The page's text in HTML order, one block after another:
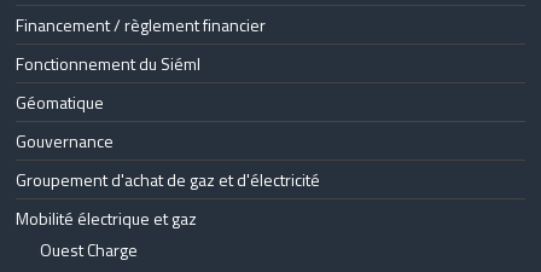
Financement / règlement financier
Fonctionnement du Siéml
Géomatique
Gouvernance
Groupement d'achat de gaz et d'électricité
Mobilité électrique et gaz
Ouest Charge